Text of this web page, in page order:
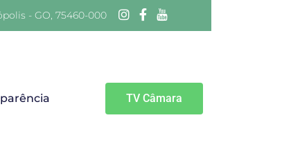
- GO, 75460-000
TV Câmara